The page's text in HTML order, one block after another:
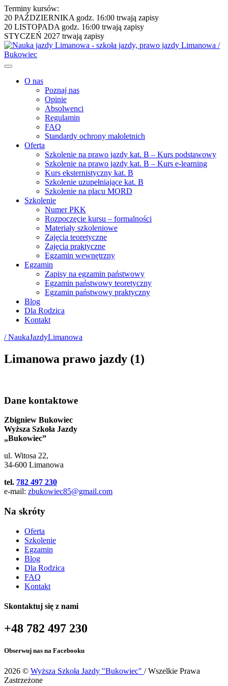
Terminy kursów:
20 PAŹDZIERNIKA godz. 16:00 trwają zapisy
20 LISTOPADA godz. 16:00 trwają zapisy
STYCZEŃ 2027 trwają zapisy
O nas
Poznaj nas
Opinie
Absolwenci
Regulamin
FAQ
Standardy ochrony małoletnich
Oferta
Szkolenie na prawo jazdy kat. B – Kurs podstawowy
Szkolenie na prawo jazdy kat. B – Kurs e-learning
Kurs eksternistyczny kat. B
Szkolenie uzupełniające kat. B
Szkolenie na placu MORD
Szkolenie
Numer PKK
Rozpoczęcie kursu – formalności
Materiały szkoleniowe
Zajęcia teoretyczne
Zajęcia praktyczne
Egzamin wewnętrzny
Egzamin
Zapisy na egzamin państwowy
Egzamin państwowy teoretyczny
Egzamin państwowy praktyczny
Blog
Dla Rodzica
Kontakt
/ NaukaJazdyLimanowa
Limanowa prawo jazdy (1)
Dane kontaktowe
Zbigniew Bukowiec
Wyższa Szkoła Jazdy
„Bukowiec”
ul. Witosa 22,
34-600 Limanowa
tel. 782 497 230
e-mail: zbukowiec85@gmail.com
Na skróty
Oferta
Szkolenie
Egzamin
Blog
Dla Rodzica
FAQ
Kontakt
Skontaktuj się z nami
+48 782 497 230
Obserwuj nas na Facebooku
2026 © Wyższa Szkoła Jazdy "Bukowiec" / Wszelkie Prawa
Zastrzeżone